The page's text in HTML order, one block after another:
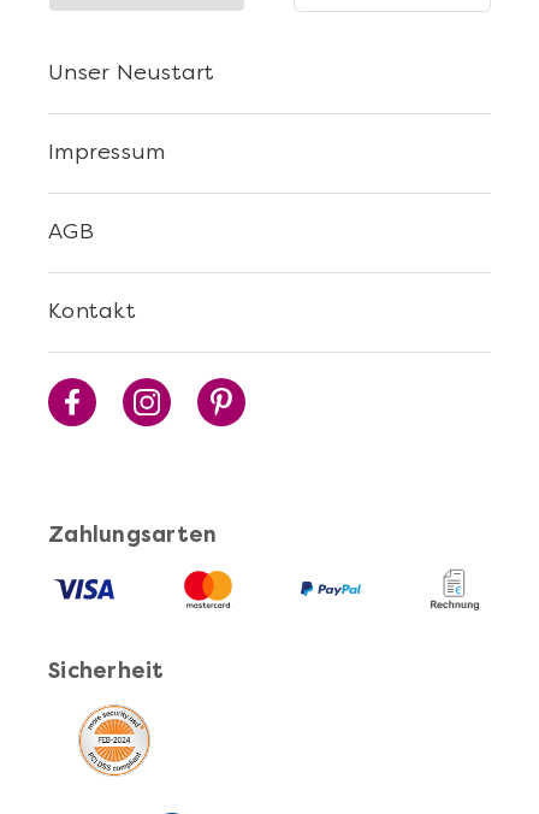
Sushi Selber Machen - DIY-Set
Cocktails Selber Machen - DIY-Set
Zahlungsarten
Sicherheit
Kontakt
AGB
Impressum
Unser Neustart